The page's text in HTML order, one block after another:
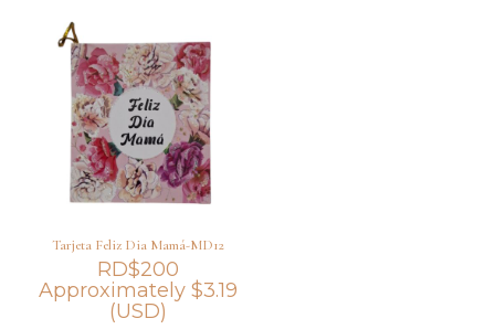
Tarjeta Feliz Dia Mamá-MD12
RD$200
Approximately $3.19
(USD)